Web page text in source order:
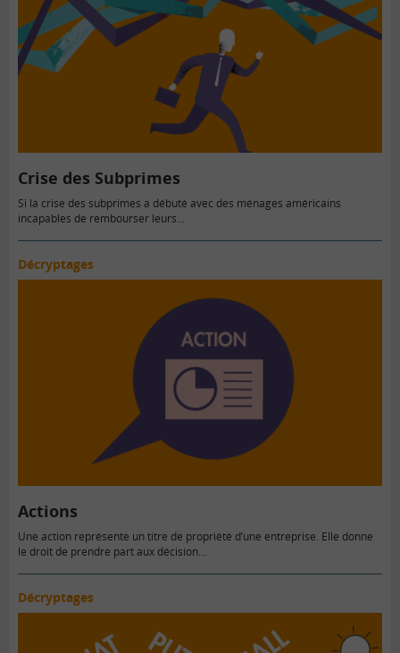
Crise des Subprimes
Si la crise des subprimes a débuté avec des ménages américains
incapables de rembourser leurs...
Décryptages
Actions
Une action représente un titre de propriété d’une entreprise. Elle donne
le droit de prendre part aux décision…
Décryptages